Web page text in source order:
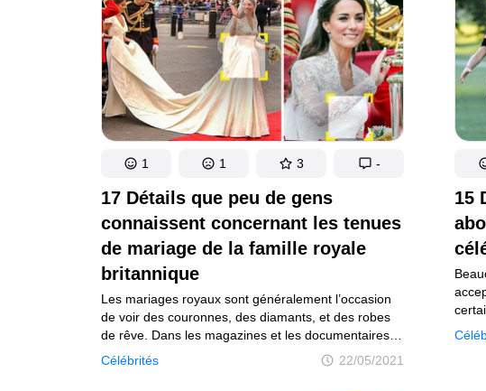
du monde entier pendant des décennies.
de
17 Détails que peu de gens
connaissent concernant les tenues
de mariage de la famille royale
britannique
Célébrités 22/05/2021
Les mariages royaux sont généralement l’occasion
de voir des couronnes, des diamants, et des robes
de rêve. Dans les magazines et les documentaires,
c’est d’ailleurs ce qui est le plus mis en avant. Mais
il est bon de savoir que derrière les flashs et les
1 1 3 -
15
de